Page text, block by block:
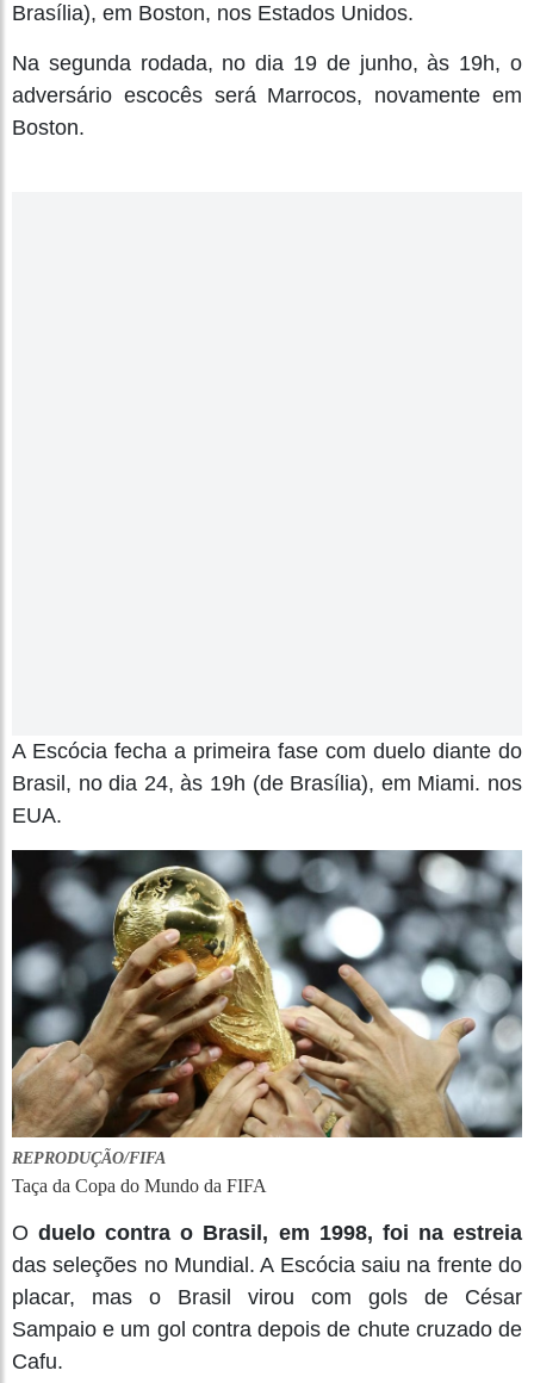
Brasília), em Boston, nos Estados Unidos.
Na segunda rodada, no dia 19 de junho, às 19h, o
adversário escocês será Marrocos, novamente em
Boston.
A Escócia fecha a primeira fase com duelo diante do
Brasil, no dia 24, às 19h (de Brasília), em Miami. nos
EUA.
REPRODUÇÃO/FIFA
Taça da Copa do Mundo da FIFA
Oduelo contra o Brasil, em 1998, foi na estreia
das seleções no Mundial. A Escócia saiu na frente do
placar, mas o Brasil virou com gols de César
Sampaio e um gol contra depois de chute cruzado de
Cafu.